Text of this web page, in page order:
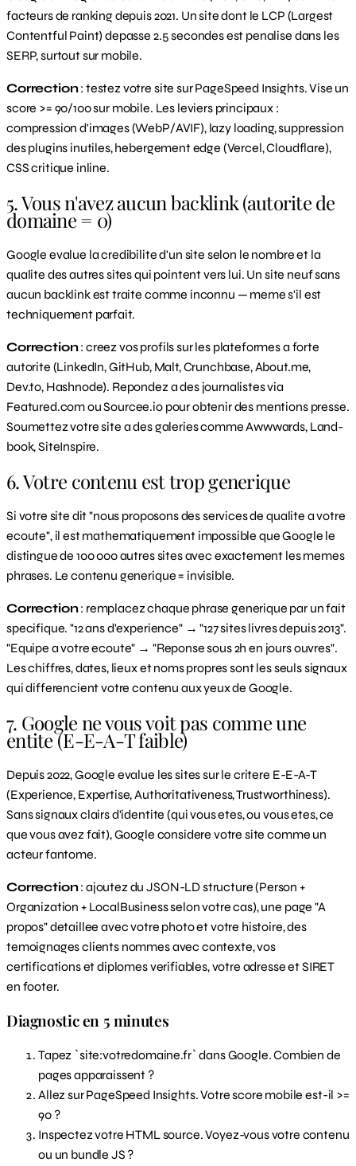
facteurs de ranking depuis 2021. Un site dont le LCP (Largest
Contentful Paint) depasse 2.5 secondes est penalise dans les
SERP, surtout sur mobile.
Correction: testez votre site sur PageSpeed Insights. Vise un
score >= 90/100 sur mobile. Les leviers principaux :
compression d'images (WebP/AVIF), lazy loading, suppression
des plugins inutiles, hebergement edge (Vercel, Cloudflare),
CSS critique inline.
5. Vous n'avez aucun backlink (autorite de
domaine = 0)
Google evalue la credibilite d'un site selon le nombre et la
qualite des autres sites qui pointent vers lui. Un site neuf sans
aucun backlink est traite comme inconnu — meme s'il est
techniquement parfait.
Correction: creez vos profils sur les plateformes a forte
autorite (LinkedIn, GitHub, Malt, Crunchbase, About.me,
Dev.to, Hashnode). Repondez a des journalistes via
Featured.com ou Sourcee.io pour obtenir des mentions presse.
Soumettez votre site a des galeries comme Awwwards, Land-
book, SiteInspire.
6. Votre contenu est trop generique
Si votre site dit "nous proposons des services de qualite a votre
ecoute", il est mathematiquement impossible que Google le
distingue de 100 000 autres sites avec exactement les memes
phrases. Le contenu generique = invisible.
Correction: remplacez chaque phrase generique par un fait
specifique. "12 ans d'experience" → "127 sites livres depuis 2013".
"Equipe a votre ecoute" → "Reponse sous 2h en jours ouvres".
Les chiffres, dates, lieux et noms propres sont les seuls signaux
qui differencient votre contenu aux yeux de Google.
7. Google ne vous voit pas comme une
entite (E-E-A-T faible)
Depuis 2022, Google evalue les sites sur le critere E-E-A-T
(Experience, Expertise, Authoritativeness, Trustworthiness).
Sans signaux clairs d'identite (qui vous etes, ou vous etes, ce
que vous avez fait), Google considere votre site comme un
acteur fantome.
Correction: ajoutez du JSON-LD structure (Person +
Organization + LocalBusiness selon votre cas), une page "A
propos" detaillee avec votre photo et votre histoire, des
temoignages clients nommes avec contexte, vos
certifications et diplomes verifiables, votre adresse et SIRET
en footer.
Diagnostic en 5 minutes
Tapez `site:votredomaine.fr` dans Google. Combien de
pages apparaissent ?
Allez sur PageSpeed Insights. Votre score mobile est-il >=
90 ?
Inspectez votre HTML source. Voyez-vous votre contenu
ou un bundle JS ?